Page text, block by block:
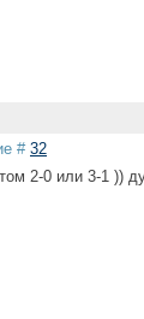
# 32
2-0 или 3-1 ))